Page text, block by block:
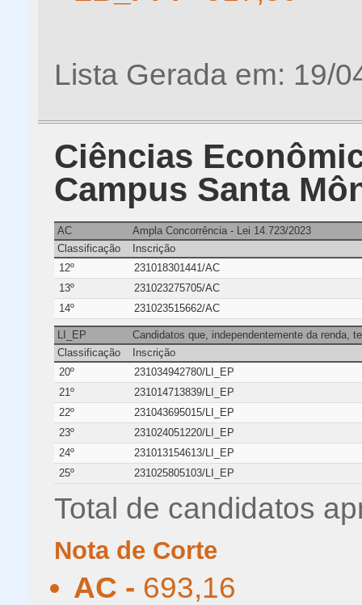
Lista Gerada em: 19/
Ciências
Campus Santa
AC
Ampla Concorrência - Lei 14.723/2023
Classificação
Inscrição
12º
231018301441/AC
13º
231023275705/AC
14º
231023515662/AC
LI_EP
Candidatos que, independentemente da renda,
Classificação
Inscrição
20º
231034942780/LI_EP
21º
231014713839/LI_EP
22º
231043695015/LI_EP
23º
231024051220/LI_EP
24º
231013154613/LI_EP
25º
231025805103/LI_EP
Total de candidatos
Nota de Corte
AC - 693,16